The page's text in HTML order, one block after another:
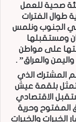
صحية للعمل
طوال الفترات
في الجنوب ونلمس
ومستقبلها
على مواطن
والعراق” .
المشترك الذي
بلقمة عيش
الاقتصادي
المفتوح وحرية
الخيرات والخبرات